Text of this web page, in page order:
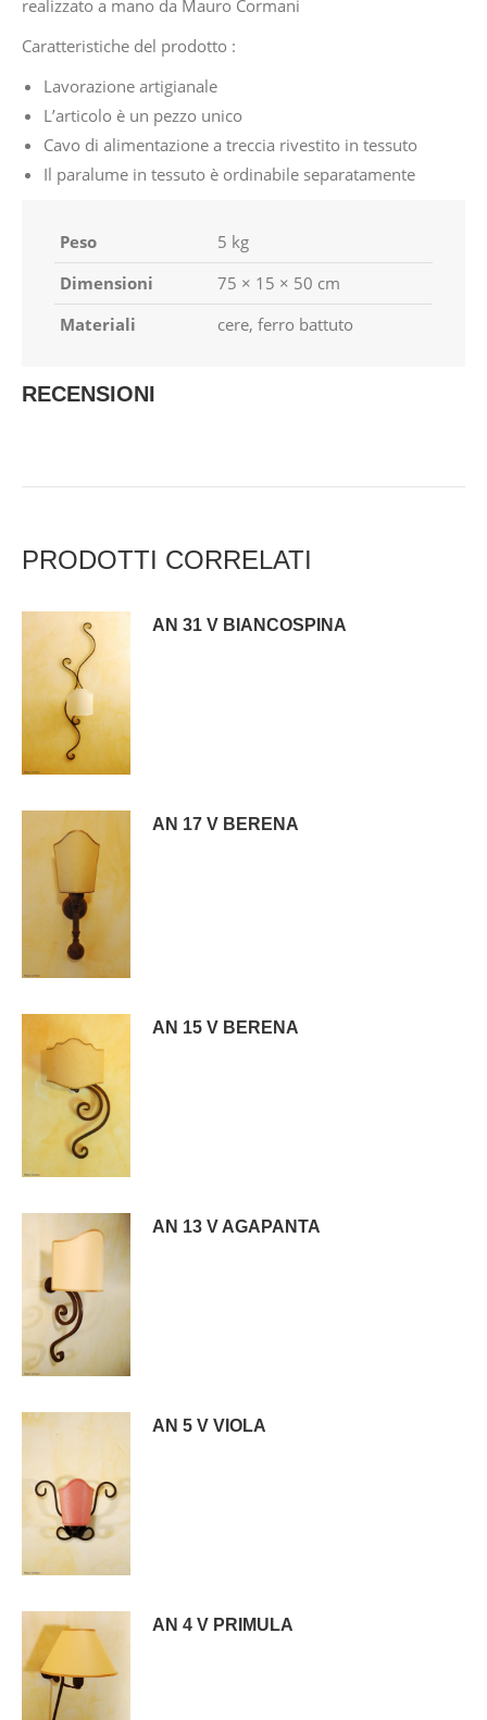
realizzato a mano da Mauro Cormani
Caratteristiche del prodotto :
Lavorazione artigianale
L’articolo è un pezzo unico
Cavo di alimentazione a treccia rivestito in tessuto
Il paralume in tessuto è ordinabile separatamente
Peso
5 kg
Dimensioni
75 × 15 × 50 cm
Materiali
cere, ferro battuto
RECENSIONI
PRODOTTI CORRELATI
AN 31 V BIANCOSPINA
AN 17 V BERENA
AN 15 V BERENA
AN 13 V AGAPANTA
AN 5 V VIOLA
AN 4 V PRIMULA